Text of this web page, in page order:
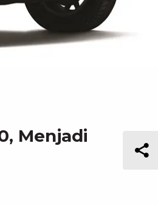
Menjadi